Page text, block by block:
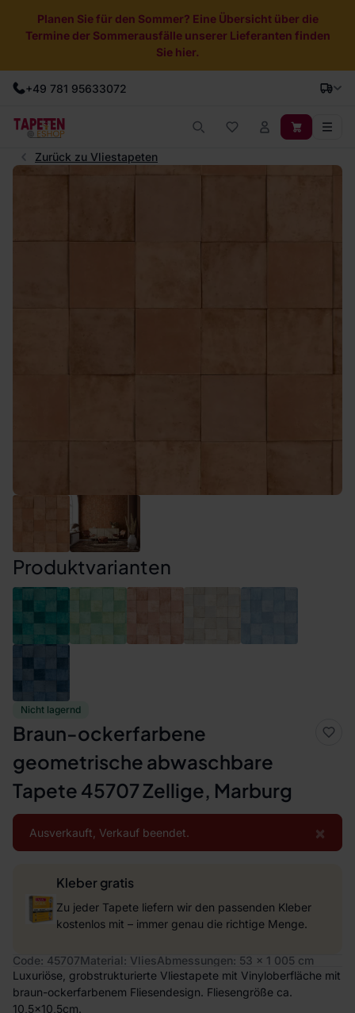
Planen Sie für den Sommer? Eine Übersicht über die
Termine der Sommerausfälle unserer Lieferanten finden
Sie hier.
+49 781 95633072
Zurück zu Vliestapeten
Nicht lagernd
Braun-ockerfarbene
geometrische abwaschbare
Tapete 45707 Zellige, Marburg
×
Ausverkauft, Verkauf beendet.
Kleber gratis
Zu jeder Tapete liefern wir den passenden Kleber
kostenlos mit – immer genau die richtige Menge.
Code: 45707Material: VliesAbmessungen: 53 x 1 005 cm
Luxuriöse, grobstrukturierte Vliestapete mit Vinyloberfläche mit
braun-ockerfarbenem Fliesendesign. Fliesengröße ca.
10,5x10,5cm.
Produktvarianten